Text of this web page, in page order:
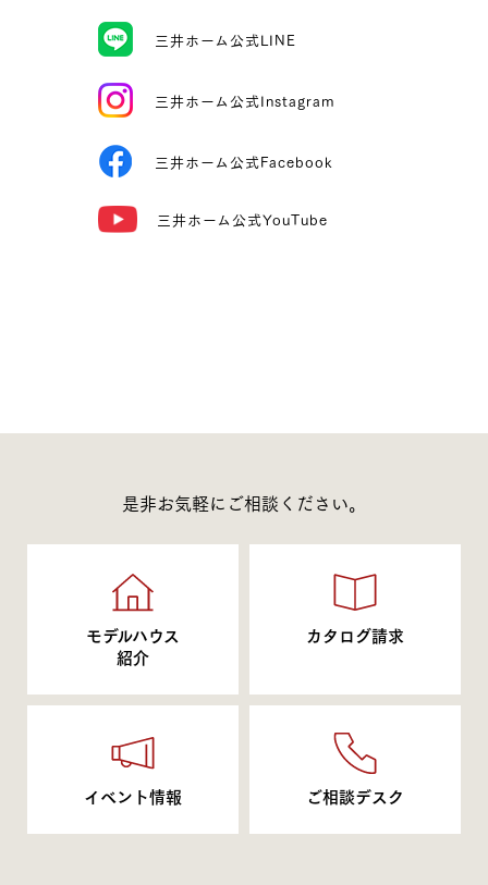
三井ホーム公式LINE
三井ホーム公式Instagram
三井ホーム公式Facebook
三井ホーム公式YouTube
是非お気軽にご相談ください。
モデルハウス
紹介
カタログ請求
イベント情報 ご相談デスク